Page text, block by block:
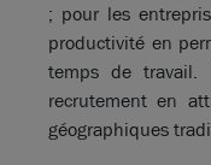
; pour les
productivité en
temps de
recrutement en
géographiques